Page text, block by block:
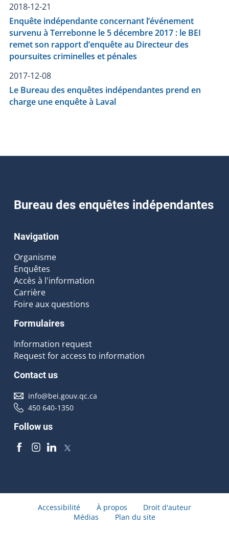
2018-12-21
Enquête indépendante concernant l’événement
survenu à Terrebonne le 5 décembre 2017 : le BEI
remet son rapport d’enquête au Directeur des
poursuites criminelles et pénales
2017-12-08
Le Bureau des enquêtes indépendantes prend en
charge une enquête à Laval
Bureau des enquêtes indépendantes
Navigation
Organisme
Enquêtes
Accès à l'information
Carrière
Foire aux questions
Formulaires
Information request
Request for access to information
Contact us
info@bei.gouv.qc.ca
450 640-1350
Follow us
Accessibilité À propos
Droit d'auteur
Médias
Plan du site